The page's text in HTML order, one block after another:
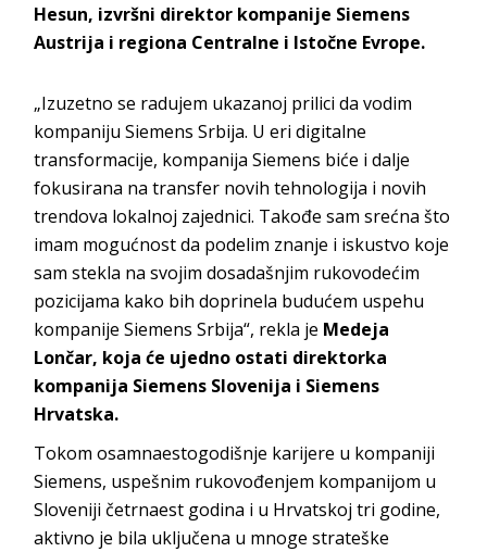
Hesun, izvršni direktor kompanije Siemens
Austrija i regiona Centralne i Istočne Evrope.
„Izuzetno se radujem ukazanoj prilici da vodim
kompaniju Siemens Srbija. U eri digitalne
transformacije, kompanija Siemens biće i dalje
fokusirana na transfer novih tehnologija i novih
trendova lokalnoj zajednici. Takođe sam srećna što
imam mogućnost da podelim znanje i iskustvo koje
sam stekla na svojim dosadašnjim rukovodećim
pozicijama kako bih doprinela budućem uspehu
kompanije Siemens Srbija“, rekla je Medeja
Lončar, koja će ujedno ostati direktorka
kompanija Siemens Slovenija i Siemens
Hrvatska.
Tokom osamnaestogodišnje karijere u kompaniji
Siemens, uspešnim rukovođenjem kompanijom u
Sloveniji četrnaest godina i u Hrvatskoj tri godine,
aktivno je bila uključena u mnoge strateške